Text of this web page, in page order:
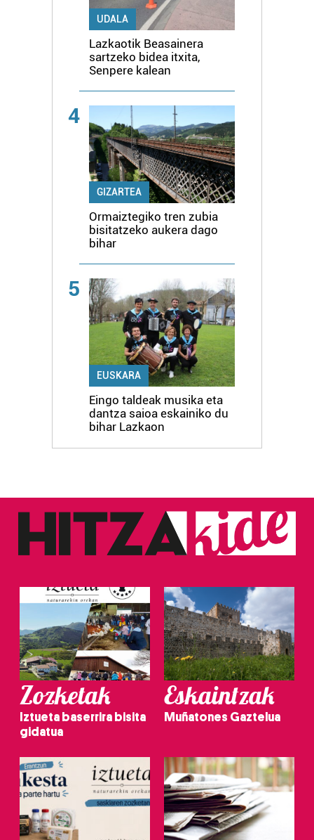
UDALA
Lazkaotik Beasainera
sartzeko bidea itxita,
Senpere kalean
4
GIZARTEA
Ormaiztegiko tren zubia
bisitatzeko aukera dago
bihar
5
EUSKARA
Eingo taldeak musika eta
dantza saioa eskainiko du
bihar Lazkaon
Zozketak
Iztueta baserrira bisita
gidatua
Eskaintzak
Muñatones Gaztelua